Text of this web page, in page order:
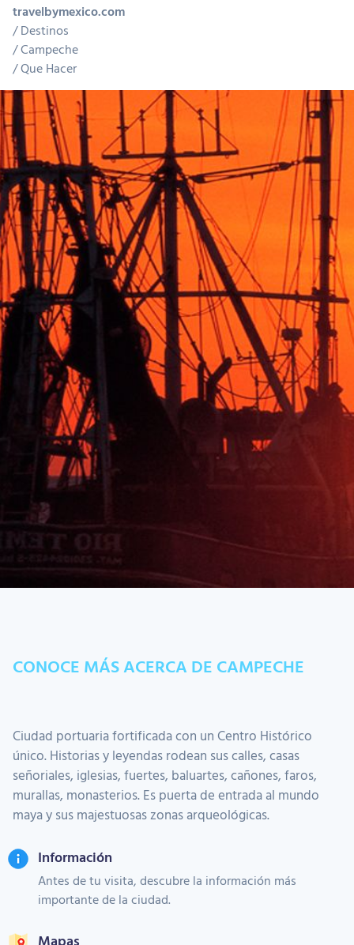
travelbymexico.com
Destinos
Campeche
Que Hacer
CONOCE MÁS ACERCA DE CAMPECHE
Ciudad portuaria fortificada con un Centro Histórico
único. Historias y leyendas rodean sus calles, casas
señoriales, iglesias, fuertes, baluartes, cañones, faros,
murallas, monasterios. Es puerta de entrada al mundo
maya y sus majestuosas zonas arqueológicas.
Información
Antes de tu visita, descubre la información más
importante de la ciudad.